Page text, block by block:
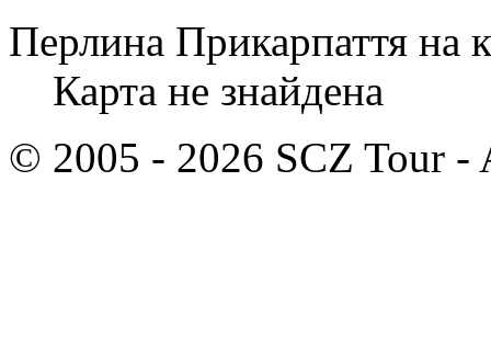
Перлина Прикарпаття на
Карта не знайдена
© 2005 - 2026 SCZ Tour -